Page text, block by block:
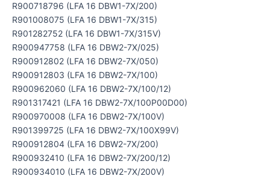
R900718796 (LFA 16 DBW1-7X/200)
R901008075 (LFA 16 DBW1-7X/315)
R901282752 (LFA 16 DBW1-7X/315V)
R900947758 (LFA 16 DBW2-7X/025)
R900912802 (LFA 16 DBW2-7X/050)
R900912803 (LFA 16 DBW2-7X/100)
R900962060 (LFA 16 DBW2-7X/100/12)
R901317421 (LFA 16 DBW2-7X/100P00D00)
R900970008 (LFA 16 DBW2-7X/100V)
R901399725 (LFA 16 DBW2-7X/100X99V)
R900912804 (LFA 16 DBW2-7X/200)
R900932410 (LFA 16 DBW2-7X/200/12)
R900934010 (LFA 16 DBW2-7X/200V)